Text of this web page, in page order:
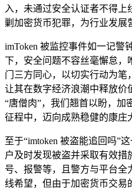
入，未通过安全认证者不得上
剿加密货币犯罪，为行业发展
imToken 被监控事件如一记警
下，安全问题不容丝毫懈怠，
门三方同心，以切实行动为笔
让其在数字经济浪潮中释放价
“唐僧肉”，我们翘首以盼，加
征程中，迈向成熟稳健的康庄
至于“imtoken 被盗能追回吗”
户及时发现被盗并采取有效
号、报警等，且警方与平台
线希望，但由于加密货币交易